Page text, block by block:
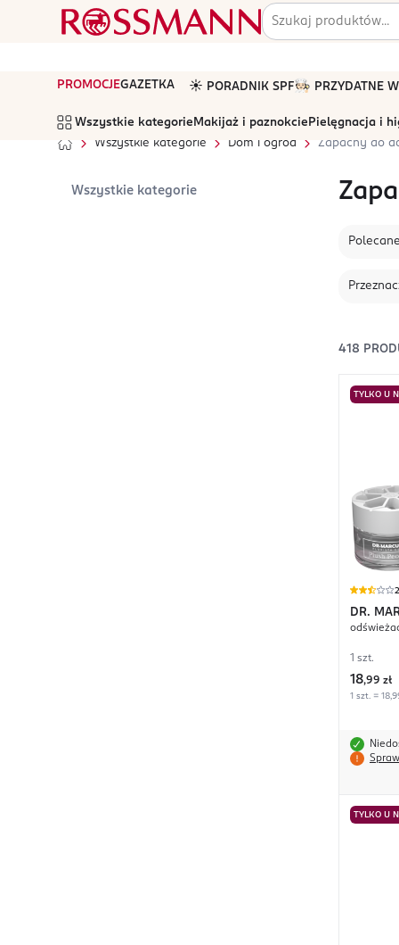
PROMOCJEGAZETKA ☀️ PORADNIK SPF🧑🏻‍🍳 PRZYDATNE
Wszystkie kategorie Makijaż i paznokcie Pielęgnacja i
Wszystkie kategorie
Dom i ogród Zapachy do
Wszystkie kategorie
Polecane
418
TYLKO U
DR.
1 szt.
18,99 zł
1 szt. =
TYLKO U